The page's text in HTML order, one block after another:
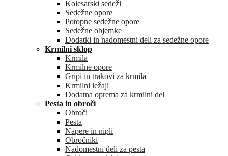
Kolesarski sedeži
Sedežne opore
Potopne sedežne opore
Sedežne objemke
Dodatki in nadomestni deli za sedežne opore
Krmilni sklop
Krmila
Krmilne opore
Gripi in trakovi za krmila
Krmilni ležaji
Dodatna oprema za krmilni del
Pesta in obroči
Obroči
Pesta
Napere in nipli
Obročniki
Nadomestni deli za pesta